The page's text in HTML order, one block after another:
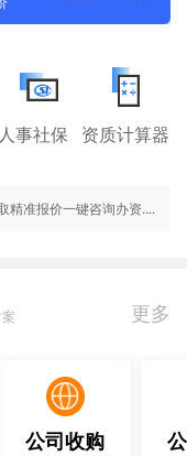
人事社保 资质计算器
精准报价一键咨询办资....
更多
公司收购